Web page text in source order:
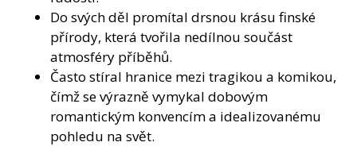
Do svých děl promítal drsnou krásu finské
přírody, která tvořila nedílnou součást
atmosféry příběhů.
Často stíral hranice mezi tragikou a komikou,
čímž se výrazně vymykal dobovým
romantickým konvencím a idealizovanému
pohledu na svět.